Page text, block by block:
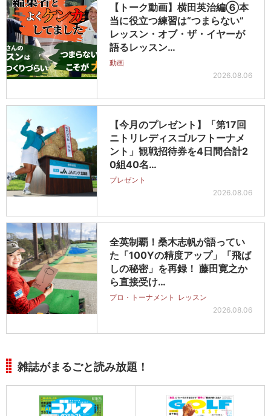
【トーク動画】横田英治編⑥本
当に役立つ練習は“つまらない”
レッスン・オブ・ザ・イヤーが
語るレッスン…
動画
2026.08.06
【今月のプレゼント】「第17回
ニトリレディスゴルフトーナメ
ント」観戦招待券を4日間合計2
0組40名…
プレゼント
2026.08.06
全英制覇！桑木志帆が語ってい
た「100Yの精度アップ」「飛ば
しの秘密」を再録！ 藤田寛之か
ら直接受け…
プロ・トーナメント レッスン
2026.08.06
雑誌がまるごと読み放題！